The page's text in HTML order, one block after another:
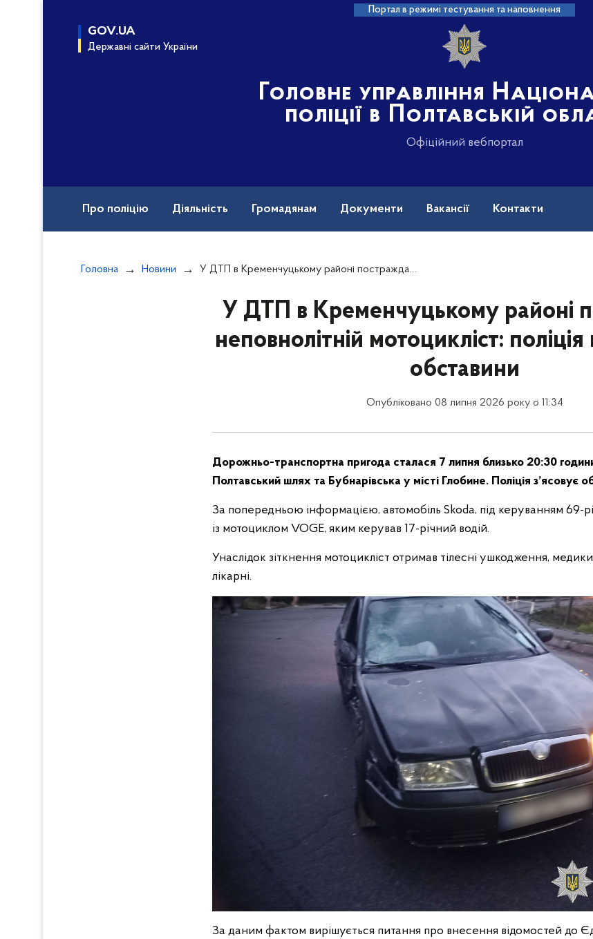
Портал в режимі тестування та наповнення
GOV.UA
Державні сайти України
Головне управління
поліції в Полтавській
Офіційний вебпортал
Про поліцію Діяльність Громадянам Документи Вакансії Контакти
Головна Новини У ДТП в Кременчуцькому районі постраждав неповнолітній мотоцикліст: поліція встановлює обставини
У ДТП в Кременчуцькому районі
неповнолітній мотоцикліст:
обставини
Опубліковано 08 липня 2026 року о 11:34
Дорожньо-транспортна пригода сталася 7 липня близько 20:30
Полтавський шлях та Бубнарівська у місті Глобине. Поліція з’ясовує
За попередньою інформацією, автомобіль Skoda, під керуванням 69-
із мотоциклом VOGE, яким керував 17-річний водій.
Унаслідок зіткнення мотоцикліст отримав тілесні ушкодження,
лікарні.
За даним фактом вирішується питання про внесення відомостей до